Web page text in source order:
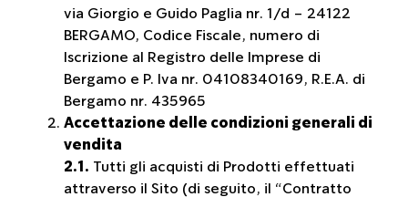
via Giorgio e Guido Paglia nr. 1/d – 24122
BERGAMO, Codice Fiscale, numero di
Iscrizione al Registro delle Imprese di
Bergamo e P. Iva nr. 04108340169, R.E.A. di
Bergamo nr. 435965
Accettazione delle condizioni generali di
vendita
2.1. Tutti gli acquisti di Prodotti effettuati
attraverso il Sito (di seguito, il “Contratto